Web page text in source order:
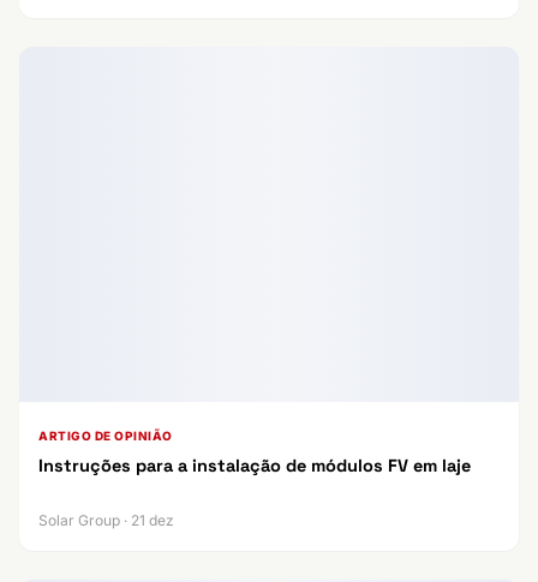
ARTIGO DE OPINIÃO
Instruções para a instalação de módulos FV em laje
Solar Group · 21 dez